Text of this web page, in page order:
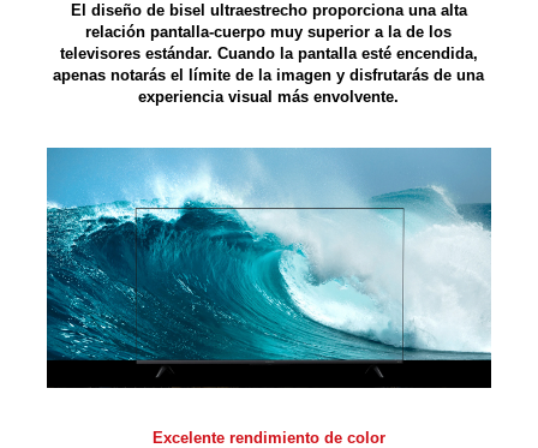
El diseño de bisel ultraestrecho proporciona una alta
relación pantalla-cuerpo muy superior a la de los
televisores estándar. Cuando la pantalla esté encendida,
apenas notarás el límite de la imagen y disfrutarás de una
experiencia visual más envolvente.
Excelente rendimiento de color